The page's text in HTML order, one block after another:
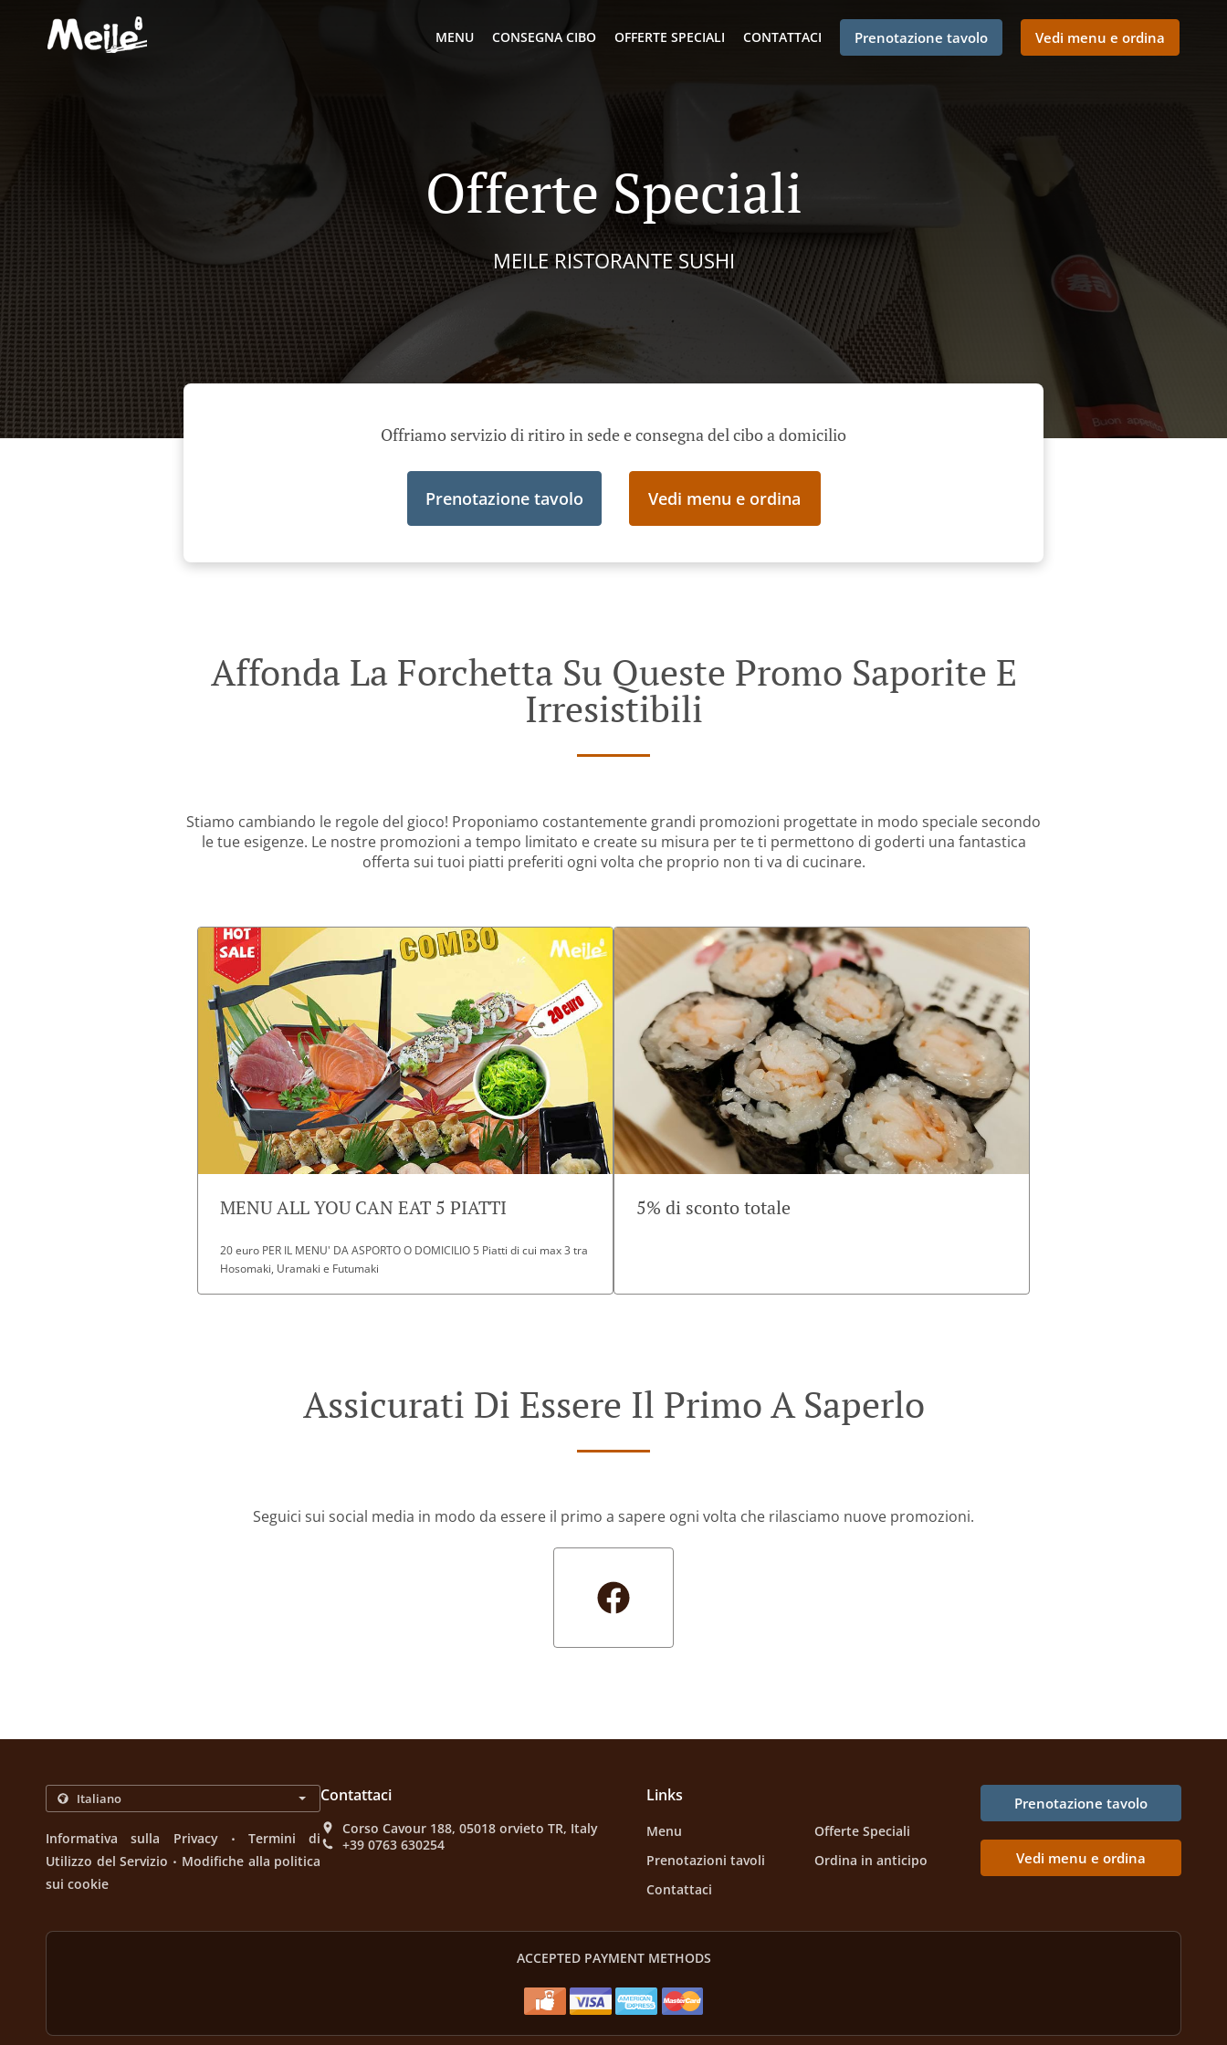
MENU CONSEGNA CIBO OFFERTE SPECIALI CONTATTACI Prenotazione tavolo Vedi menu e ordina
Offerte Speciali
MEILE RISTORANTE SUSHI
Offriamo servizio di ritiro in sede e consegna del cibo a domicilio
Prenotazione tavolo Vedi menu e ordina
Affonda La Forchetta Su Queste Promo Saporite E
Irresistibili
Stiamo cambiando le regole del gioco! Proponiamo costantemente grandi promozioni progettate in modo speciale secondo
le tue esigenze. Le nostre promozioni a tempo limitato e create su misura per te ti permettono di goderti una fantastica
offerta sui tuoi piatti preferiti ogni volta che proprio non ti va di cucinare.
MENU ALL YOU CAN EAT 5 PIATTI
20 euro PER IL MENU' DA ASPORTO O DOMICILIO 5 Piatti di cui max 3 tra
Hosomaki, Uramaki e Futumaki
5% di sconto totale
Assicurati Di Essere Il Primo A Saperlo
Seguici sui social media in modo da essere il primo a sapere ogni volta che rilasciamo nuove promozioni.
Informativa sulla Privacy .
Termini di
Utilizzo del Servizio . Modifiche alla politica
sui cookie
Contattaci
Corso Cavour 188, 05018 orvieto TR, Italy
+39 0763 630254
Links
Menu
Offerte Speciali
Prenotazioni tavoli
Ordina in anticipo
Contattaci
Prenotazione tavolo
Vedi menu e ordina
ACCEPTED PAYMENT METHODS